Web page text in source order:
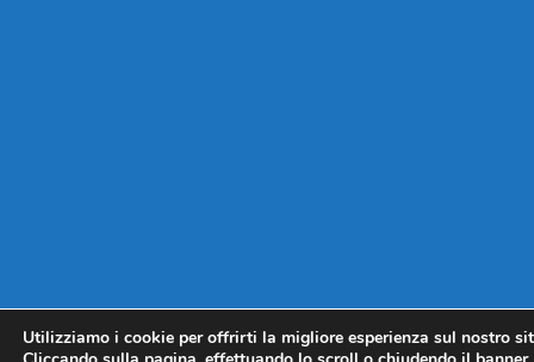
Utilizziamo i cookie per offrirti la migliore esperienza sul nostro